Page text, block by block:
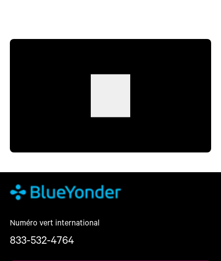
Numéro vert international
833-532-4764